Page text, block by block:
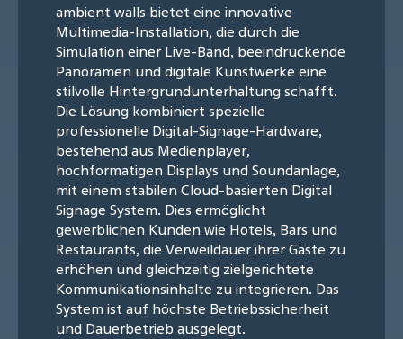
ambient walls bietet eine innovative
Multimedia-Installation, die durch die
Simulation einer Live-Band, beeindruckende
Panoramen und digitale Kunstwerke eine
stilvolle Hintergrundunterhaltung schafft.
Die Lösung kombiniert spezielle
professionelle Digital-Signage-Hardware,
bestehend aus Medienplayer,
hochformatigen Displays und Soundanlage,
mit einem stabilen Cloud-basierten Digital
Signage System. Dies ermöglicht
gewerblichen Kunden wie Hotels, Bars und
Restaurants, die Verweildauer ihrer Gäste zu
erhöhen und gleichzeitig zielgerichtete
Kommunikationsinhalte zu integrieren. Das
System ist auf höchste Betriebssicherheit
und Dauerbetrieb ausgelegt.